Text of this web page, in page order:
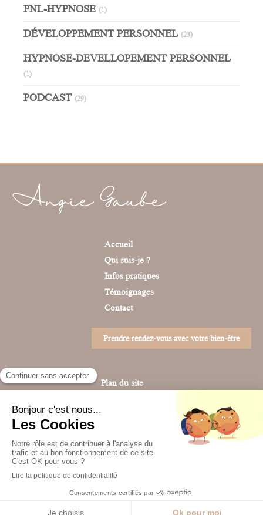
PNL-HYPNOSE (1)
DÉVELOPPEMENT PERSONNEL (23)
HYPNOSE-DEVELLOPEMENT PERSONNEL
(1)
PODCAST (29)
Angie Gaube
Accueil
Qui suis-je ?
Infos pratiques
Témoignages
Contact
Prendre rendez-vous avec votre bien-être
Plan du site
Création et référencement du site par Simplébo